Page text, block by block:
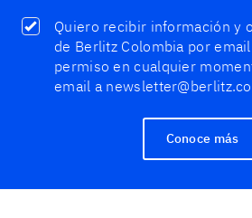
Quiero recibir información y
de Berlitz Colombia por
permiso en cualquier
email a
Conoce más